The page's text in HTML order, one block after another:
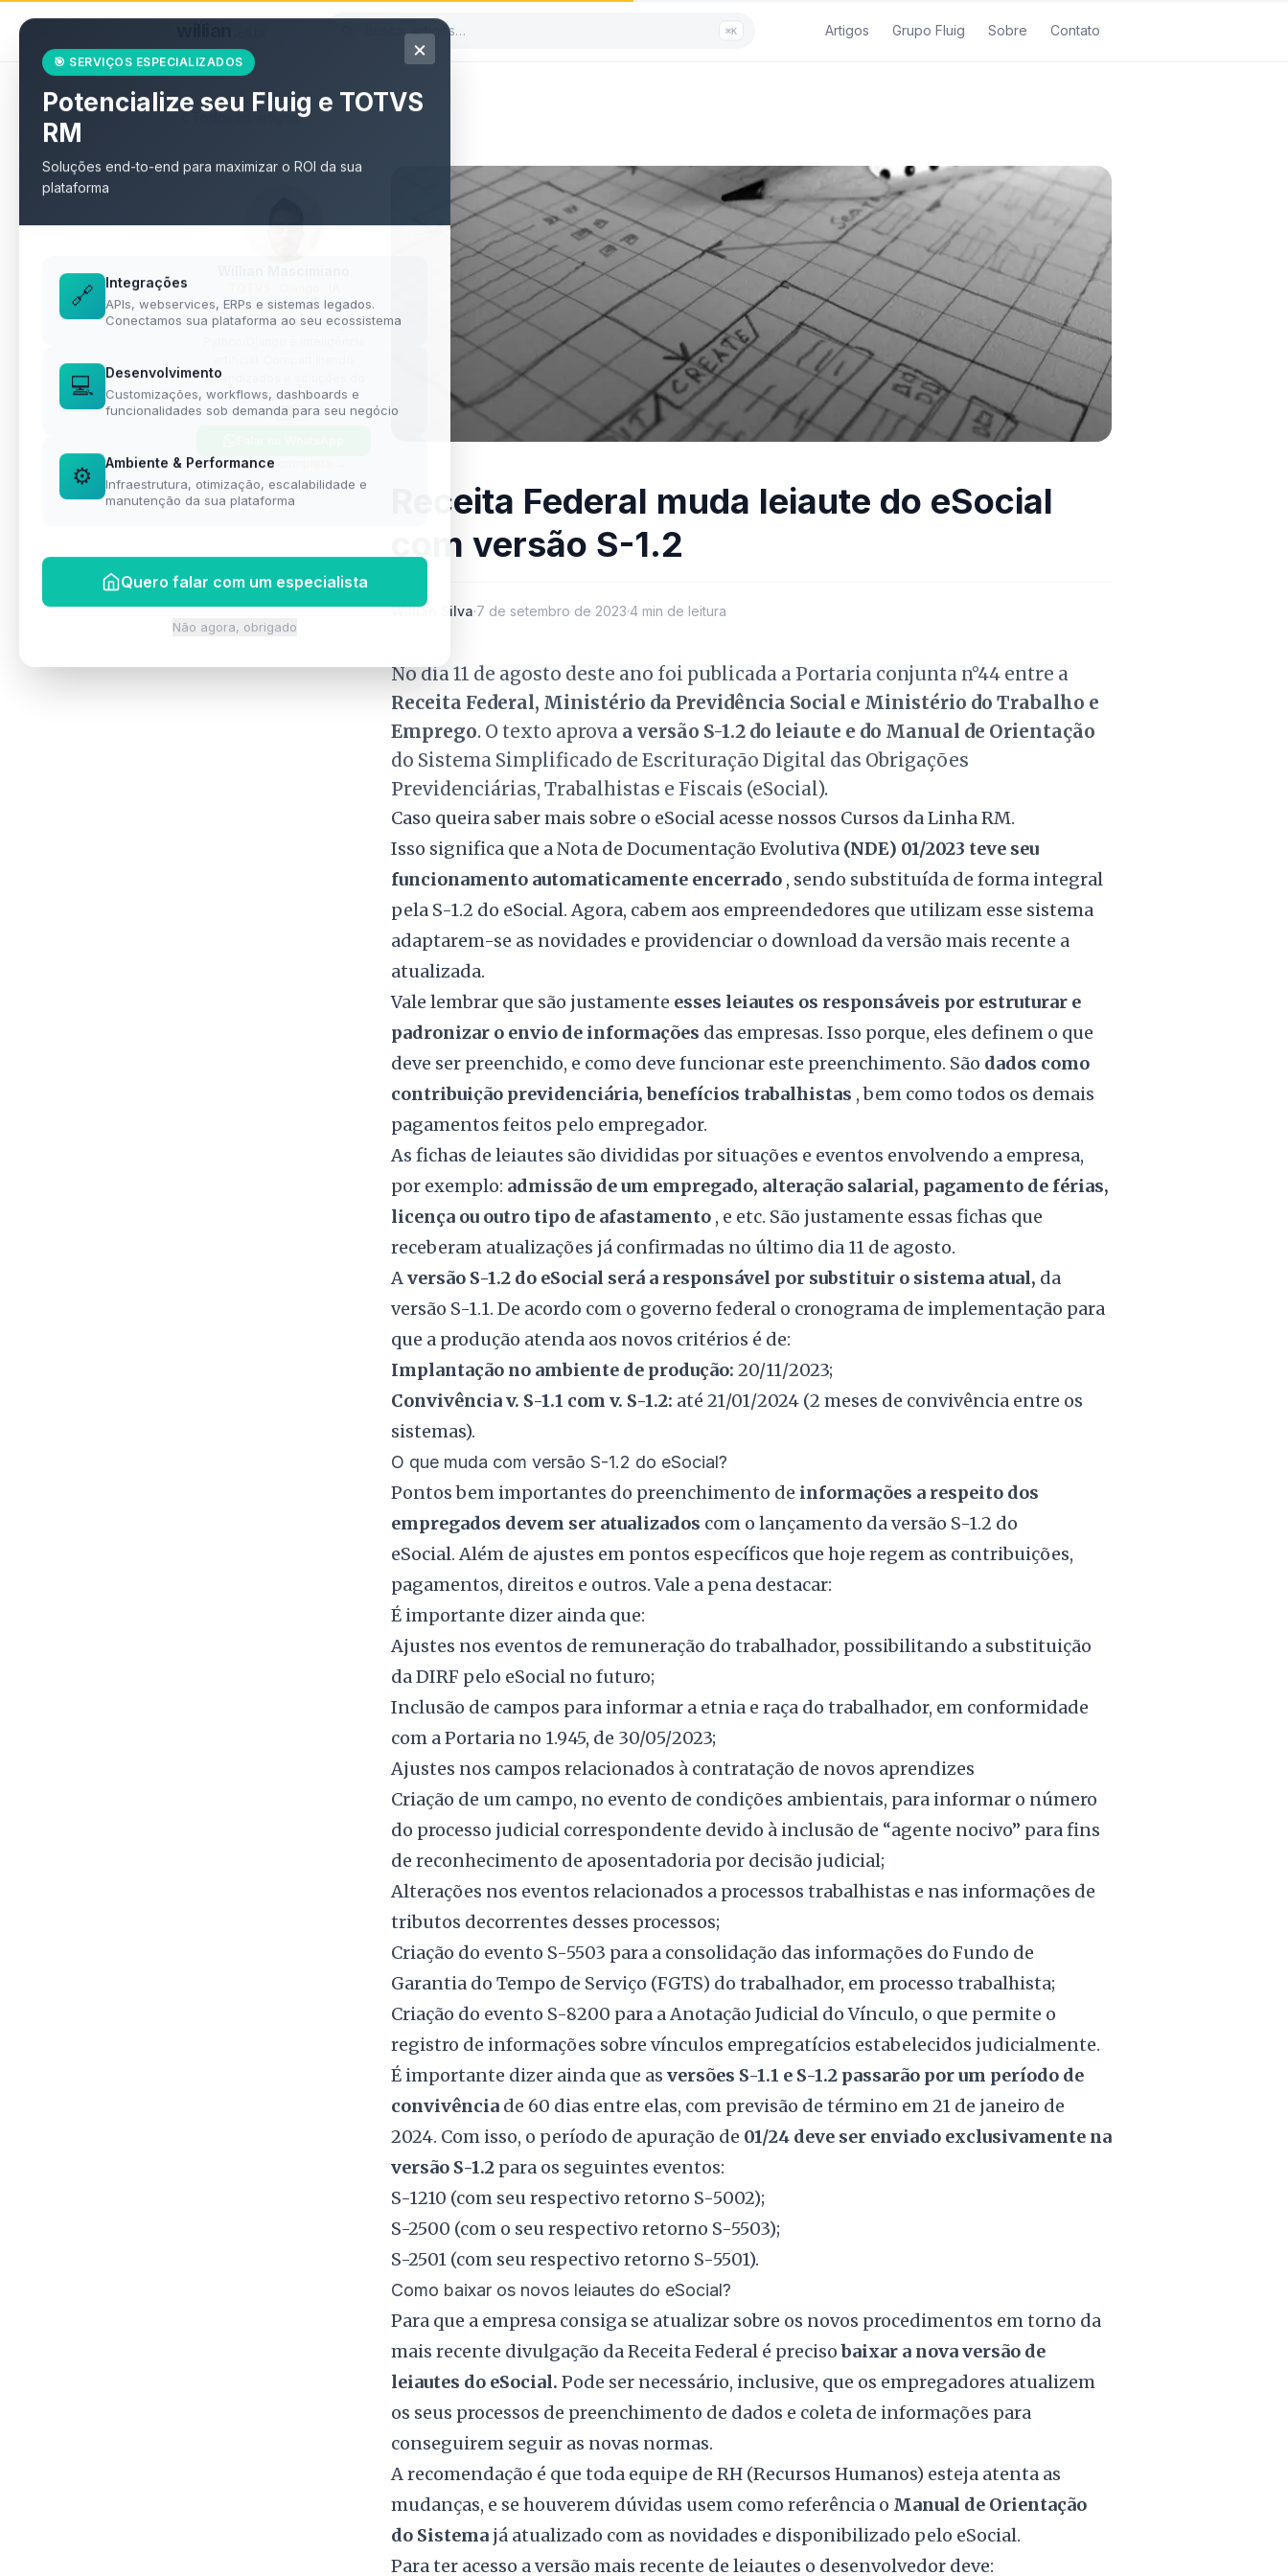
⌘K Artigos Grupo Fluig Sobre Contato
Todos os artigos
Desenvolvedor especialista
em TOTVS RM e Fluig,
aprendizados e soluções do
dia a dia.
Ver perfil completo →
Receita Federal muda leiaute do eSocial
com versão S-1.2
Willian Silva·7 de setembro de 2023·4 min de leitura
No dia 11 de agosto deste ano foi publicada a Portaria conjunta n°44 entre a
Receita Federal, Ministério da Previdência Social e Ministério do Trabalho e
Emprego. O texto aprova a versão S-1.2 do leiaute e do Manual de Orientação
do Sistema Simplificado de Escrituração Digital das Obrigações
Previdenciárias, Trabalhistas e Fiscais (eSocial).
Caso queira saber mais sobre o eSocial acesse nossos Cursos da Linha RM.
Isso significa que a Nota de Documentação Evolutiva (NDE) 01/2023 teve seu
funcionamento automaticamente encerrado , sendo substituída de forma integral
pela S-1.2 do eSocial. Agora, cabem aos empreendedores que utilizam esse sistema
adaptarem-se as novidades e providenciar o download da versão mais recente a
atualizada.
Vale lembrar que são justamente esses leiautes os responsáveis por estruturar e
padronizar o envio de informações das empresas. Isso porque, eles definem o que
deve ser preenchido, e como deve funcionar este preenchimento. São dados como
contribuição previdenciária, benefícios trabalhistas , bem como todos os demais
pagamentos feitos pelo empregador.
As fichas de leiautes são divididas por situações e eventos envolvendo a empresa,
por exemplo: admissão de um empregado, alteração salarial, pagamento de férias,
licença ou outro tipo de afastamento , e etc. São justamente essas fichas que
receberam atualizações já confirmadas no último dia 11 de agosto.
Aversão S-1.2 do eSocial será a responsável por substituir o sistema atual, da
versão S-1.1. De acordo com o governo federal o cronograma de implementação para
que a produção atenda aos novos critérios é de:
Implantação no ambiente de produção: 20/11/2023;
Convivência v. S-1.1 com v. S-1.2: até 21/01/2024 (2 meses de convivência entre os
sistemas).
O que muda com versão S-1.2 do eSocial?
Pontos bem importantes do preenchimento de informações a respeito dos
empregados devem ser atualizados com o lançamento da versão S-1.2 do
eSocial. Além de ajustes em pontos específicos que hoje regem as contribuições,
pagamentos, direitos e outros. Vale a pena destacar:
É importante dizer ainda que:
Ajustes nos eventos de remuneração do trabalhador, possibilitando a substituição
da DIRF pelo eSocial no futuro;
Inclusão de campos para informar a etnia e raça do trabalhador, em conformidade
com a Portaria no 1.945, de 30/05/2023;
Ajustes nos campos relacionados à contratação de novos aprendizes
Criação de um campo, no evento de condições ambientais, para informar o número
do processo judicial correspondente devido à inclusão de “agente nocivo” para fins
de reconhecimento de aposentadoria por decisão judicial;
Alterações nos eventos relacionados a processos trabalhistas e nas informações de
tributos decorrentes desses processos;
Criação do evento S-5503 para a consolidação das informações do Fundo de
Garantia do Tempo de Serviço (FGTS) do trabalhador, em processo trabalhista;
Criação do evento S-8200 para a Anotação Judicial do Vínculo, o que permite o
registro de informações sobre vínculos empregatícios estabelecidos judicialmente.
É importante dizer ainda que as versões S-1.1 e S-1.2 passarão por um período de
convivência de 60 dias entre elas, com previsão de término em 21 de janeiro de
2024. Com isso, o período de apuração de 01/24 deve ser enviado exclusivamente na
versão S-1.2 para os seguintes eventos:
S-1210 (com seu respectivo retorno S-5002);
S-2500 (com o seu respectivo retorno S-5503);
S-2501 (com seu respectivo retorno S-5501).
Como baixar os novos leiautes do eSocial?
Para que a empresa consiga se atualizar sobre os novos procedimentos em torno da
mais recente divulgação da Receita Federal é precisobaixar a nova versão de
leiautes do eSocial. Pode ser necessário, inclusive, que os empregadores atualizem
os seus processos de preenchimento de dados e coleta de informações para
conseguirem seguir as novas normas.
A recomendação é que toda equipe de RH (Recursos Humanos) esteja atenta as
mudanças, e se houverem dúvidas usem como referência o Manual de Orientação
do Sistema já atualizado com as novidades e disponibilizado pelo eSocial.
Para ter acesso a versão mais recente de leiautes o desenvolvedor deve:
×
🎯 SERVIÇOS ESPECIALIZADOS
Potencialize seu Fluig e TOTVS
RM
Soluções end-to-end para maximizar o ROI da sua
plataforma
🔗 Integrações
APIs, webservices, ERPs e sistemas legados.
Conectamos sua plataforma ao seu ecossistema
💻 Desenvolvimento
Customizações, workflows, dashboards e
funcionalidades sob demanda para seu negócio
⚙️ Ambiente & Performance
Infraestrutura, otimização, escalabilidade e
manutenção da sua plataforma
Quero falar com um especialista
Não agora, obrigado